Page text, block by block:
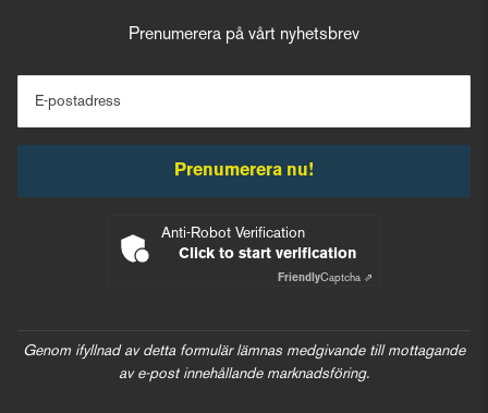
Prenumerera på vårt nyhetsbrev
E-postadress
Prenumerera nu!
Anti-Robot Verification
Click to start verification
FriendlyCaptcha ⇗
Genom ifyllnad av detta formulär lämnas medgivande till mottagande
av e-post innehållande marknadsföring.